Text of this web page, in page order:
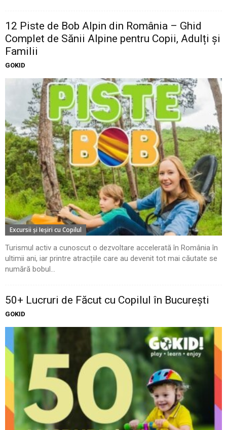
12 Piste de Bob Alpin din România – Ghid
Complet de Sănii Alpine pentru Copii, Adulți și
Familii
GOKID
Excursii şi Ieşiri cu Copilul
Turismul activ a cunoscut o dezvoltare accelerată în România în
ultimii ani, iar printre atracțiile care au devenit tot mai căutate se
numără bobul...
50+ Lucruri de Făcut cu Copilul în București
GOKID